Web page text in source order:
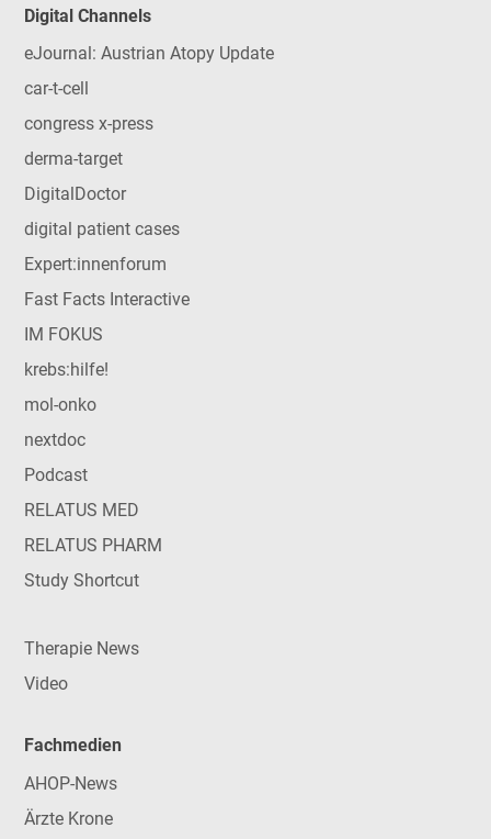
Digital Channels
eJournal: Austrian Atopy Update
car-t-cell
congress x-press
derma-target
DigitalDoctor
digital patient cases
Expert:innenforum
Fast Facts Interactive
IM FOKUS
krebs:hilfe!
mol-onko
nextdoc
Podcast
RELATUS MED
RELATUS PHARM
Study Shortcut
Therapie News
Video
Fachmedien
AHOP-News
Ärzte Krone